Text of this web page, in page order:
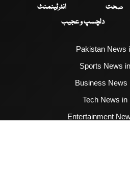
صحت
انٹرٹینمنٹ
دلچسپ و عجیب
Pakistan News
Sports News
Business News
Tech News in
Entertainment